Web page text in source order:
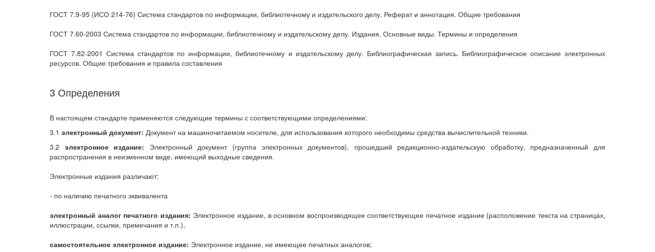
ГОСТ 7.9-95 (ИСО 214-76) Система стандартов по информации, библиотечному и издательского делу. Реферат и аннотация. Общие требования
ГОСТ 7.60-2003 Система стандартов по информации, библиотечному и издательскому делу. Издания. Основные виды. Термины и определения
ГОСТ 7.82-2001 Система стандартов по информации, библиотечному и издательскому делу. Библиографическая запись. Библиографическое описание электронных
ресурсов. Общие требования и правила составления
3 Определения
В настоящем стандарте применяются следующие термины с соответствующими определениями:
3.1 электронный документ: Документ на машиночитаемом носителе, для использования которого необходимы средства вычислительной техники.
3.2 электронное издание: Электронный документ (группа электронных документов), прошедший редакционно-издательскую обработку, предназначенный для
распространения в неизменном виде, имеющий выходные сведения.
Электронные издания различают:
- по наличию печатного эквивалента
электронный аналог печатного издания: Электронное издание, в основном воспроизводящее соответствующее печатное издание (расположение текста на страницах,
иллюстрации, ссылки, примечания и т.п.),
самостоятельное электронное издание: Электронное издание, не имеющее печатных аналогов;